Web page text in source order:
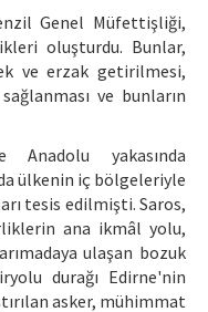
Genel Müfettişliği,
oluşturdu. Bunlar,
ve erzak getirilmesi,
ve bunların
yakasında
ülkenin iç bölgeleriyle
tesis edilmişti. Saros,
ana ikmâl yolu,
ulaşan bozuk
durağı Edirne'nin
asker, mühimmat